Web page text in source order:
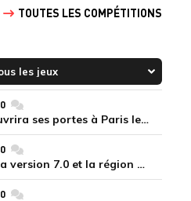
TOUTES LES COMPÉTITIONS
0commentaires
Le premier Genshin Café ouvrira ses portes à Paris le 14 août
0commentaires
Genshin Impact déploiera sa version 7.0 et la région de Snezhnaya le 12 août
0commentaires